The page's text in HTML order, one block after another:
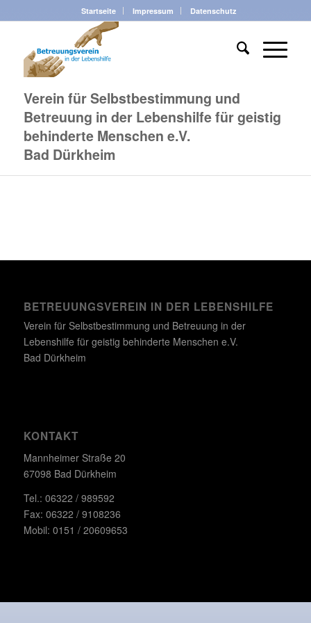
Startseite Impressum Datenschutz
Verein für Selbstbestimmung und
Betreuung in der Lebenshilfe für geistig
behinderte Menschen e.V.
Bad Dürkheim
BETREUUNGSVEREIN IN DER LEBENSHILFE
Verein für Selbstbestimmung und Betreuung in der
Lebenshilfe für geistig behinderte Menschen e.V.
Bad Dürkheim
KONTAKT
Mannheimer Straße 20
67098 Bad Dürkheim
Tel.: 06322 / 989592
Fax: 06322 / 9108236
Mobil: 0151 / 20609653